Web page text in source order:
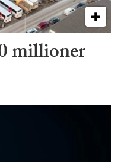
millioner